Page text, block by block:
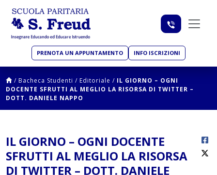
PRENOTA UN APPUNTAMENTO INFO ISCRIZIONI
/ Bacheca Studenti / Editoriale / IL GIORNO – OGNI
DOCENTE SFRUTTI AL MEGLIO LA RISORSA DI TWITTER –
DOTT. DANIELE NAPPO
IL GIORNO – OGNI DOCENTE
SFRUTTI AL MEGLIO LA RISORSA
DI TWITTER – DOTT. DANIELE